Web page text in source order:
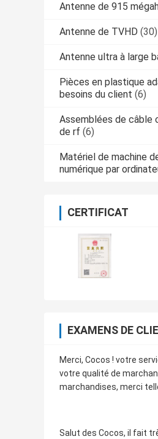
Antenne de 915
Antenne de TVHD (30)
Antenne ultra à large
Pièces en plastique
besoins du client (6)
Assemblées de câble
de rf (6)
Matériel de machine
numérique par
CERTIFICAT
EXAMENS DE
Merci, Cocos ! votre
votre qualité de
marchandises, merci
Salut des Cocos, il fait